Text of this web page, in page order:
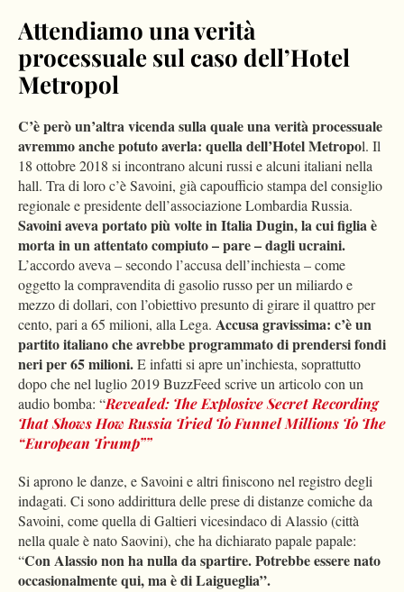
Attendiamo una verità
processuale sul caso dell’Hotel
Metropol
C’è però un’altra vicenda sulla quale una verità processuale
avremmo anche potuto averla: quella dell’Hotel Metropol. Il
18 ottobre 2018 si incontrano alcuni russi e alcuni italiani nella
hall. Tra di loro c’è Savoini, già capoufficio stampa del consiglio
regionale e presidente dell’associazione Lombardia Russia.
Savoini aveva portato più volte in Italia Dugin, la cui figlia è
morta in un attentato compiuto – pare – dagli ucraini.
L’accordo aveva – secondo l’accusa dell’inchiesta – come
oggetto la compravendita di gasolio russo per un miliardo e
mezzo di dollari, con l’obiettivo presunto di girare il quattro per
cento, pari a 65 milioni, alla Lega. Accusa gravissima: c’è un
partito italiano che avrebbe programmato di prendersi fondi
neri per 65 milioni.E infatti si apre un’inchiesta, soprattutto
dopo che nel luglio 2019 BuzzFeed scrive un articolo con un
audio bomba: “Revealed: The Explosive Secret Recording
That Shows How Russia Tried To Funnel Millions To The
“European Trump””
Si aprono le danze, e Savoini e altri finiscono nel registro degli
indagati. Ci sono addirittura delle prese di distanze comiche da
Savoini, come quella di Galtieri vicesindaco di Alassio (città
nella quale è nato Saovini), che ha dichiarato papale papale:
“Con Alassio non ha nulla da spartire. Potrebbe essere nato
occasionalmente qui, ma è di Laigueglia”.